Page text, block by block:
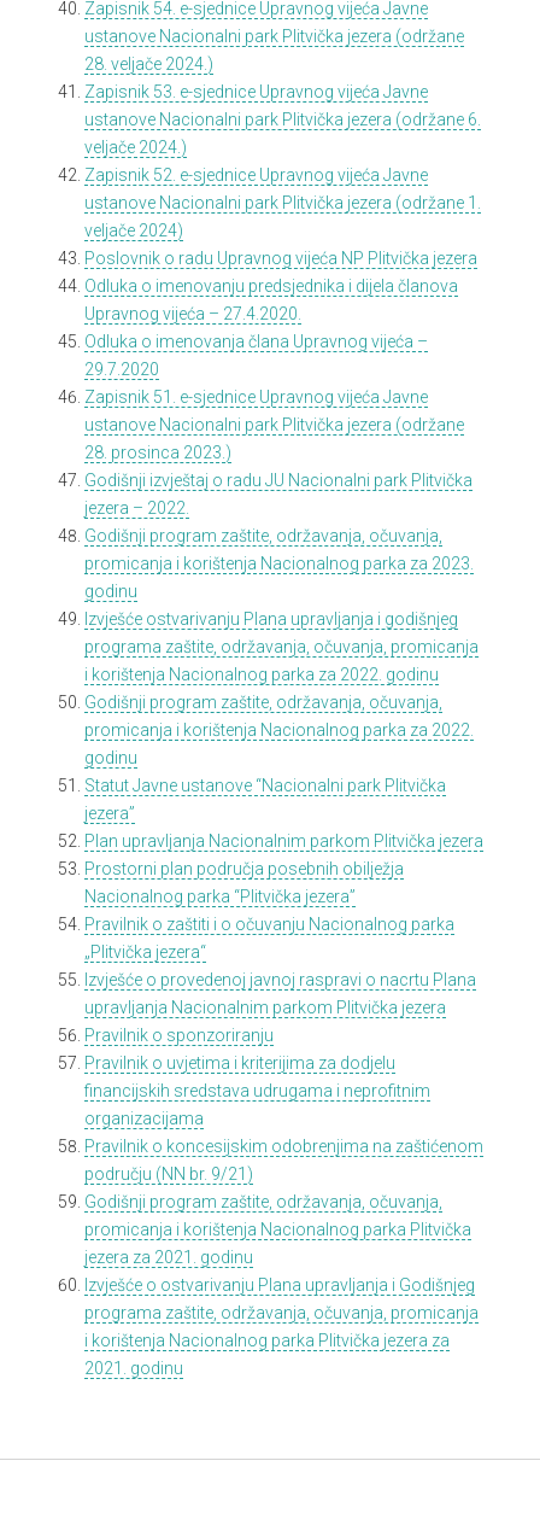
Zapisnik 54. e-sjednice Upravnog vijeća Javne
ustanove Nacionalni park Plitvička jezera (održane
28. veljače 2024.)
Zapisnik 53. e-sjednice Upravnog vijeća Javne
ustanove Nacionalni park Plitvička jezera (održane 6.
veljače 2024.)
Zapisnik 52. e-sjednice Upravnog vijeća Javne
ustanove Nacionalni park Plitvička jezera (održane 1.
veljače 2024)
Poslovnik o radu Upravnog vijeća NP Plitvička jezera
Odluka o imenovanju predsjednika i dijela članova
Upravnog vijeća – 27.4.2020.
Odluka o imenovanja člana Upravnog vijeća –
29.7.2020
Zapisnik 51. e-sjednice Upravnog vijeća Javne
ustanove Nacionalni park Plitvička jezera (održane
28. prosinca 2023.)
Godišnji izvještaj o radu JU Nacionalni park Plitvička
jezera – 2022.
Godišnji program zaštite, održavanja, očuvanja,
promicanja i korištenja Nacionalnog parka za 2023.
godinu
Izvješće ostvarivanju Plana upravljanja i godišnjeg
programa zaštite, održavanja, očuvanja, promicanja
i korištenja Nacionalnog parka za 2022. godinu
Godišnji program zaštite, održavanja, očuvanja,
promicanja i korištenja Nacionalnog parka za 2022.
godinu
Statut Javne ustanove “Nacionalni park Plitvička
jezera”
Plan upravljanja Nacionalnim parkom Plitvička jezera
Prostorni plan područja posebnih obilježja
Nacionalnog parka “Plitvička jezera”
Pravilnik o zaštiti i o očuvanju Nacionalnog parka
„Plitvička jezera“
Izvješće o provedenoj javnoj raspravi o nacrtu Plana
upravljanja Nacionalnim parkom Plitvička jezera
Pravilnik o sponzoriranju
Pravilnik o uvjetima i kriterijima za dodjelu
financijskih sredstava udrugama i neprofitnim
organizacijama
Pravilnik o koncesijskim odobrenjima na zaštićenom
području (NN br. 9/21)
Godišnji program zaštite, održavanja, očuvanja,
promicanja i korištenja Nacionalnog parka Plitvička
jezera za 2021. godinu
Izvješće o ostvarivanju Plana upravljanja i Godišnjeg
programa zaštite, održavanja, očuvanja, promicanja
i korištenja Nacionalnog parka Plitvička jezera za
2021. godinu